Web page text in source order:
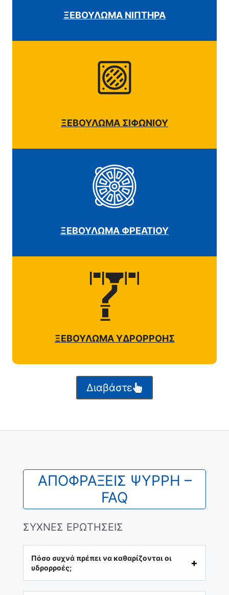
ΞΕΒΟΥΛΩΜΑ ΝΙΠΤΗΡΑ
ΞΕΒΟΥΛΩΜΑ ΣΙΦΩΝΙΟΥ
ΞΕΒΟΥΛΩΜΑ ΦΡΕΑΤΙΟΥ
ΞΕΒΟΥΛΩΜΑ ΥΔΡΟΡΡΟΗΣ
Διαβάστε
ΑΠΟΦΡΑΞΕΙΣ ΨΥΡΡΗ –
FAQ
ΣΥΧΝΕΣ ΕΡΩΤΗΣΕΙΣ
Πόσο συχνά πρέπει να καθαρίζονται οι
υδρορροές;